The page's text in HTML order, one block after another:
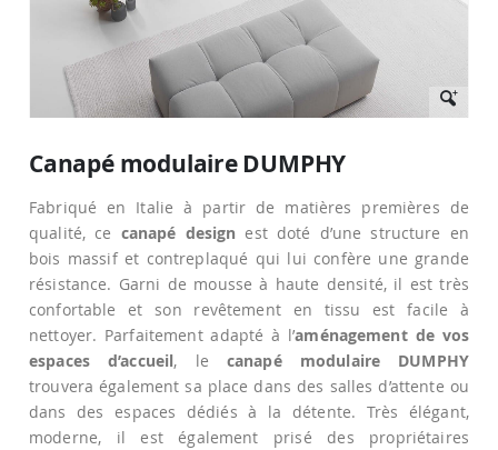
début
la
Galerie
d’images
Canapé modulaire DUMPHY
Fabriqué en Italie à partir de matières premières de
qualité, ce canapé design est doté d’une structure en
bois massif et contreplaqué qui lui confère une grande
résistance. Garni de mousse à haute densité, il est très
confortable et son revêtement en tissu est facile à
nettoyer. Parfaitement adapté à l’aménagement de vos
espaces d’accueil, le canapé modulaire DUMPHY
trouvera également sa place dans des salles d’attente ou
dans des espaces dédiés à la détente. Très élégant,
moderne, il est également prisé des propriétaires